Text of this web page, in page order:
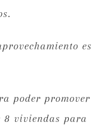
es
poder promover
8 viviendas para